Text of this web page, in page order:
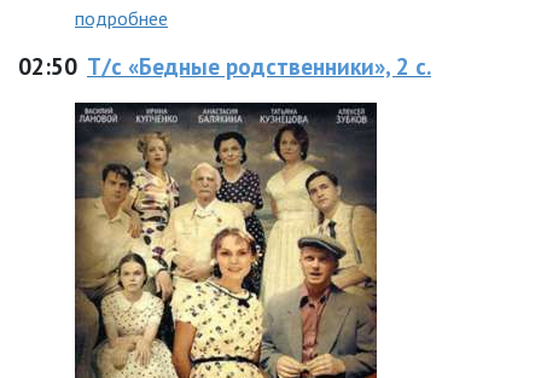
подробнее
02:50 Т/с «Бедные родственники», 2 с.